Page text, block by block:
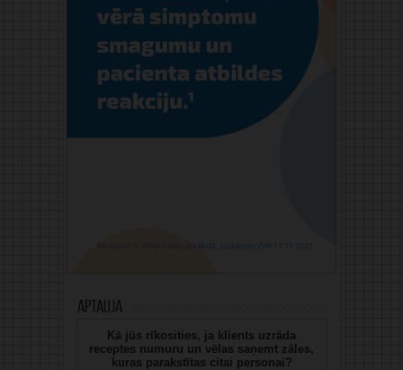
Aptauja
Kā jūs rīkosities, ja klients uzrāda
receptes numuru un vēlas saņemt zāles,
kuras parakstītas citai personai?